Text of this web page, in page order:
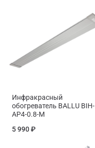
Инфракрасный
обогреватель BALLU BIH-
AP4-0.8-M
5 990 ₽